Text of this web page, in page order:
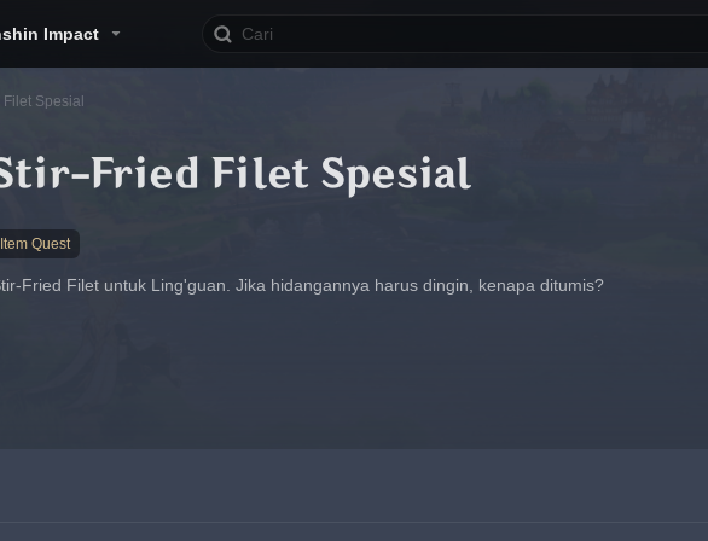
Impact
Spesial
Fried Filet Spesial
Item Quest
Fried Filet untuk Ling'guan. Jika hidangannya harus dingin, kenapa ditumis?